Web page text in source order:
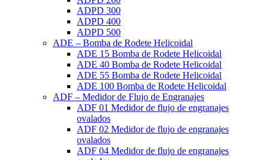
ADPD 300
ADPD 400
ADPD 500
ADE – Bomba de Rodete Helicoidal
ADE 15 Bomba de Rodete Helicoidal
ADE 40 Bomba de Rodete Helicoidal
ADE 55 Bomba de Rodete Helicoidal
ADE 100 Bomba de Rodete Helicoidal
ADF – Medidor de Flujo de Engranajes
ADF 01 Medidor de flujo de engranajes
ovalados
ADF 02 Medidor de flujo de engranajes
ovalados
ADF 04 Medidor de flujo de engranajes